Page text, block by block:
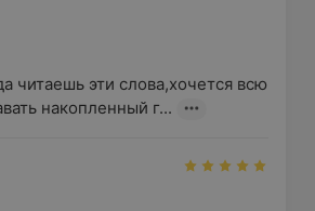
читаешь эти слова,хочется всю
накопленный г...